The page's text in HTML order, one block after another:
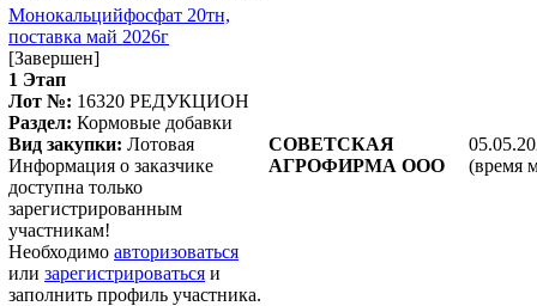
Монокальцийфосфат 20тн,
поставка май 2026г
[Завершен]
1 Этап
Лот №: 16320 РЕДУКЦИОН
Раздел: Кормовые добавки
Вид закупки: Лотовая
Информация о заказчике
доступна только
зарегистрированным
участникам!
Необходимо авторизоваться
или зарегистрироваться и
заполнить профиль участника.
СОВЕТСКАЯ
АГРОФИРМА ООО
(время